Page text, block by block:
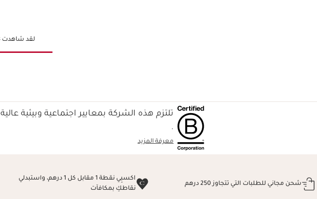
لقد شاهدت 3 من 3 من المنتجات
تلتزم هذه الشركة بمعايير اجتماعية وبيئية عالية
.
معرفة المزيد
شحن مجاني للطلبات التي تتجاوز 250 درهم
اكسبِي نقطة 1 مقابل كل 1 درهم، واستبدلي
نقاطكِ بمكافآت